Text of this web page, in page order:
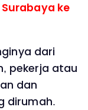
ke
dari
pekerja atau
dan
dirumah.